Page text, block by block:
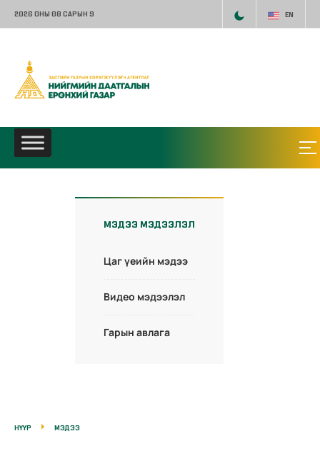
2026 ОНЫ 08 САРЫН 9 EN
МЭДЭЭ МЭДЭЭЛЭЛ
Цаг үеийн мэдээ
Видео мэдээлэл
Гарын авлага
НҮҮР МЭДЭЭ